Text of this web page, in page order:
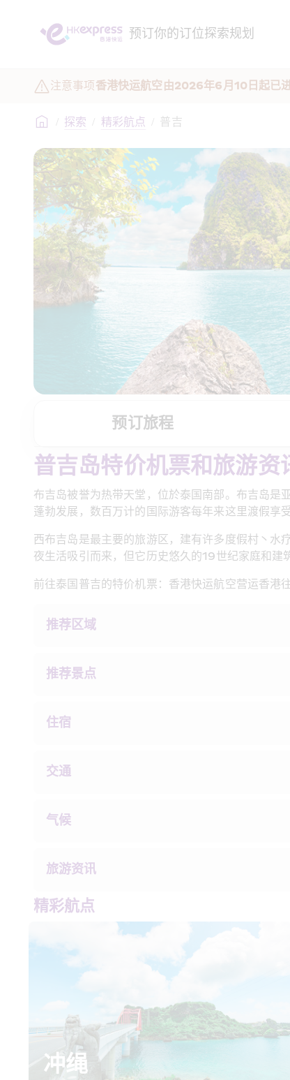
预订你的订位探索规划
注意事项香港快运航空由2026年6月10日起已
/ 探索 / 精彩航点 / 普吉
预订旅程
普吉岛特价机票和旅游资
布吉岛被誉为热带天堂，位於泰国南部。布吉岛是
蓬勃发展，数百万计的国际游客每年来这里渡假享
西布吉岛是最主要的旅游区，建有许多度假村丶
夜生活吸引而来，但它历史悠久的19世纪家庭和建
前往泰国普吉的特价机票：香港快运航空营运香港
推荐区域
推荐景点
住宿
交通
气候
旅游资讯
精彩航点
冲绳